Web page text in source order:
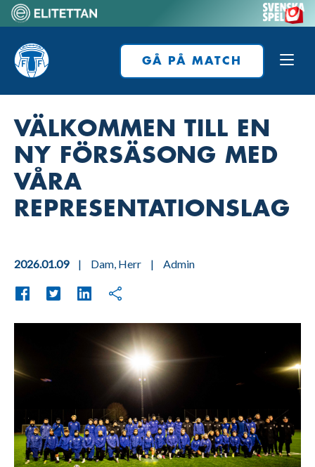
content
Home
GÅ PÅ MATCH
VÄLKOMMEN TILL EN
NY FÖRSÄSONG MED
VÅRA
REPRESENTATIONSLAG
2026.01.09 | Dam, Herr | Admin